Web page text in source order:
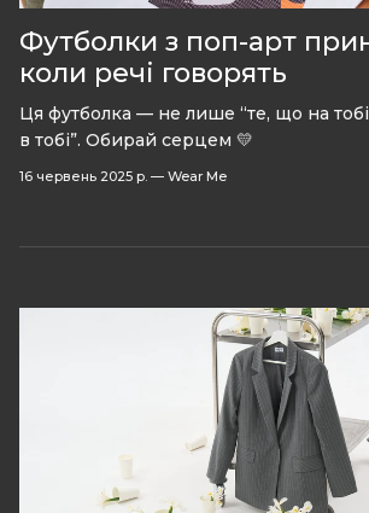
Футболки з поп-арт
коли речі говорять
Ця футболка — не лише “те, що на
в тобі”. Обирай серцем 💛
16 червень 2025 р. — Wear Me